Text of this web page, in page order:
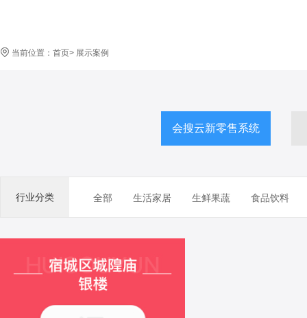
当前位置： 首页> 展示案例
会搜云新零售系统
行业分类 全部 生活家居 生鲜果蔬 食品饮料